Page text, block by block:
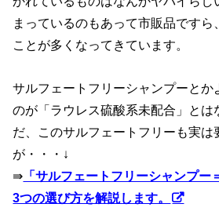
まっているのもあって市販品ですら
ことが多くなってきています。
サルフェートフリーシャンプーとか
のが「ラウレス硫酸系未配合」とは
だ、このサルフェートフリーも実は
が・・・↓
⇛ 「サルフェートフリーシャンプー
3つの選び方を解説します。